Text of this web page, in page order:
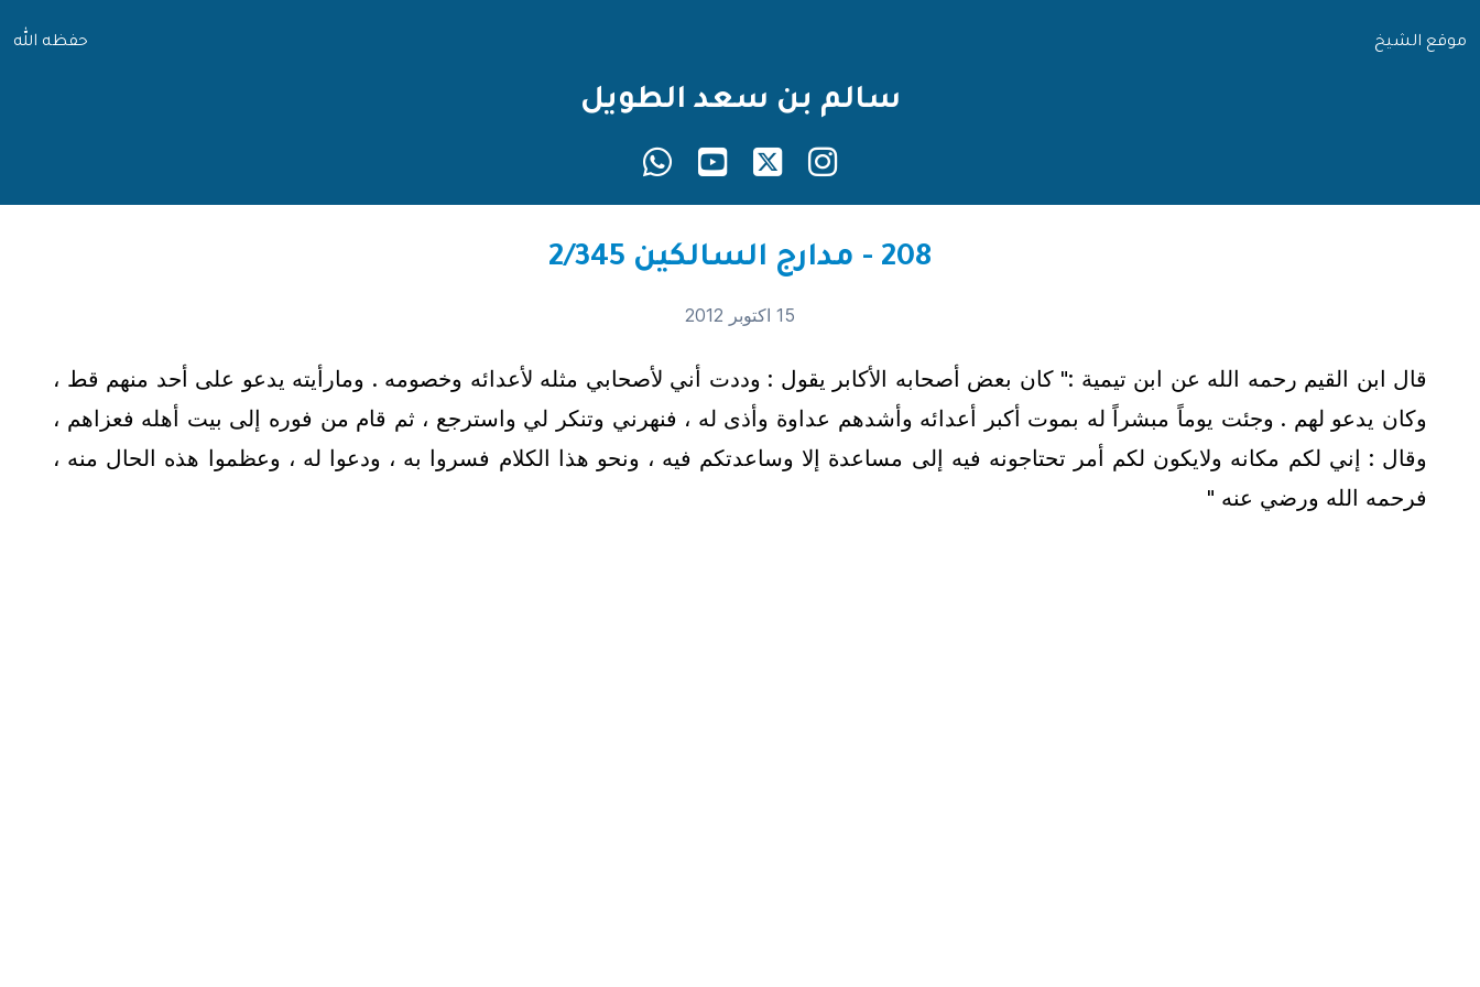
موقع الشيخ حفظه الله
سالم بن سعد الطويل
208 - مدارج السالكين 2/345
15 اكتوبر 2012
قال ابن القيم رحمه الله عن ابن تيمية :" كان بعض أصحابه الأكابر يقول : وددت أني لأصحابي مثله لأعدائه وخصومه . ومارأيته يدعو على أحد منهم قط ،
وكان يدعو لهم . وجئت يوماً مبشراً له بموت أكبر أعدائه وأشدهم عداوة وأذى له ، فنهرني وتنكر لي واسترجع ، ثم قام من فوره إلى بيت أهله فعزاهم ،
وقال : إني لكم مكانه ولايكون لكم أمر تحتاجونه فيه إلى مساعدة إلا وساعدتكم فيه ، ونحو هذا الكلام فسروا به ، ودعوا له ، وعظموا هذه الحال منه ،
فرحمه الله ورضي عنه "